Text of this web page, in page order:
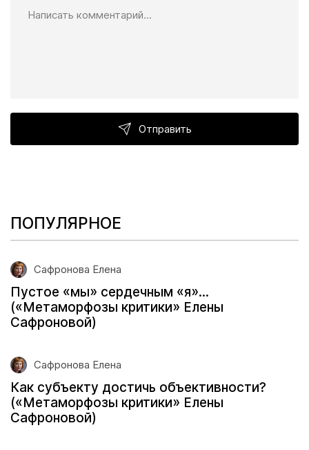
Отправить
ПОПУЛЯРНОЕ
Сафронова Елена
Пустое «мы» сердечным «я»...
(«Метаморфозы критики» Елены
Сафроновой)
Сафронова Елена
Как субъекту достичь объективности?
(«Метаморфозы критики» Елены
Сафроновой)